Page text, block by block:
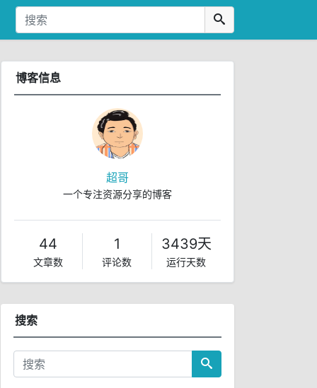
博客信息
超哥
一个专注资源分享的博客
44
文章数
1
评论数
3439天
运行天数
搜索